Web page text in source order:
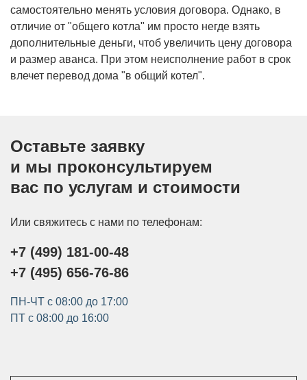
самостоятельно менять условия договора. Однако, в
отличие от "общего котла" им просто негде взять
дополнительные деньги, чтоб увеличить цену договора
и размер аванса. При этом неисполнение работ в срок
влечет перевод дома "в общий котел".
Оставьте заявку
и мы проконсультируем
вас по услугам и стоимости
Или свяжитесь с нами по телефонам:
+7 (499) 181-00-48
+7 (495) 656-76-86
ПН-ЧТ с 08:00 до 17:00
ПТ с 08:00 до 16:00